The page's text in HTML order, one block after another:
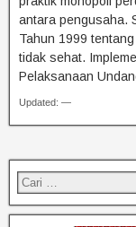
antara pengusaha.
Tahun 1999
tidak sehat.
Pelaksanaan
Updated: —